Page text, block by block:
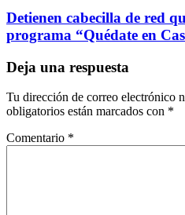
Detienen cabecilla de red
programa “Quédate en
Deja una respuesta
Tu dirección de correo electrónico
obligatorios están marcados con *
Comentario *